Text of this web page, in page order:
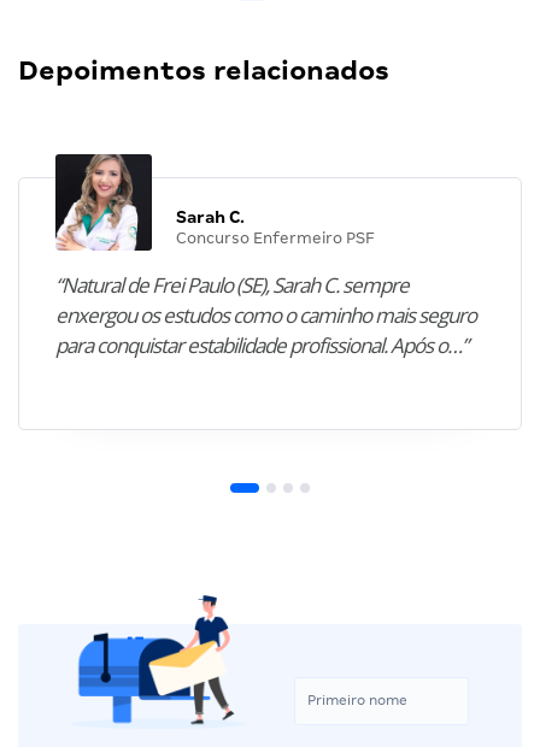
Depoimentos relacionados
Sarah C.
Concurso Enfermeiro PSF
“Natural de Frei Paulo (SE), Sarah C. sempre
enxergou os estudos como o caminho mais seguro
para conquistar estabilidade profissional. Após o…”